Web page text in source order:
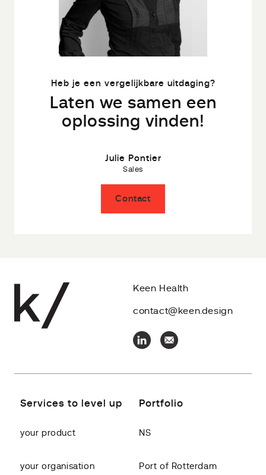
Heb je een vergelijkbare uitdaging?
Laten we samen een
oplossing vinden!
Julie Pontier
Sales
Contact
Keen Health
contact@keen.design
Services to level up
your product
your organisation
Portfolio
NS
Port of Rotterdam